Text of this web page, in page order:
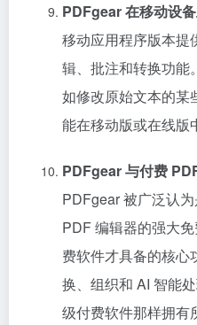
PDFgear 在移动设
移动应用程序版本提
辑、批注和转换功能
如修改原始文本的某
能在移动版或在线版
PDFgear 与付费
PDFgear 被广泛认
PDF 编辑器的强大
费软件才具备的核心
换、组织和 AI 智能
级付费软件那样拥有